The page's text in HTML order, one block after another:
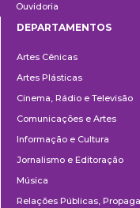
Ouvidoria
DEPARTAMENTOS
Artes Cênicas
Artes Plásticas
Cinema, Rádio e Televisão
Comunicações e Artes
Informação e Cultura
Jornalismo e Editoração
Música
Relações Públicas,